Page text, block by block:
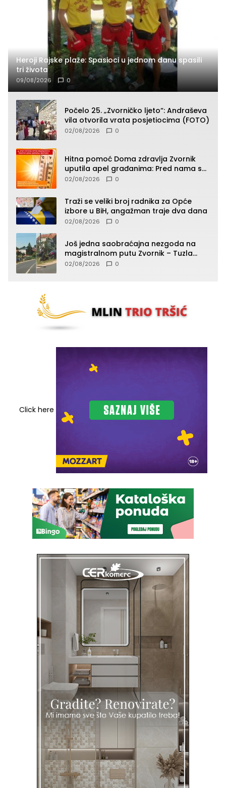
Heroji Rajske plaže: Spasioci u jednom danu spasili
tri života
09/08/2026 0
Počelo 25. „Zvorničko ljeto“: Andraševa
vila otvorila vrata posjetiocima (FOTO)
02/08/2026 0
Hitna pomoć Doma zdravlja Zvornik
uputila apel građanima: Pred nama su
temperature do 40°C, oprez zbog
02/08/2026 0
Traži se veliki broj radnika za Opće
izbore u BiH, angažman traje dva dana
02/08/2026 0
Još jedna saobraćajna nezgoda na
magistralnom putu Zvornik – Tuzla
(FOTO)
02/08/2026 0
Click here